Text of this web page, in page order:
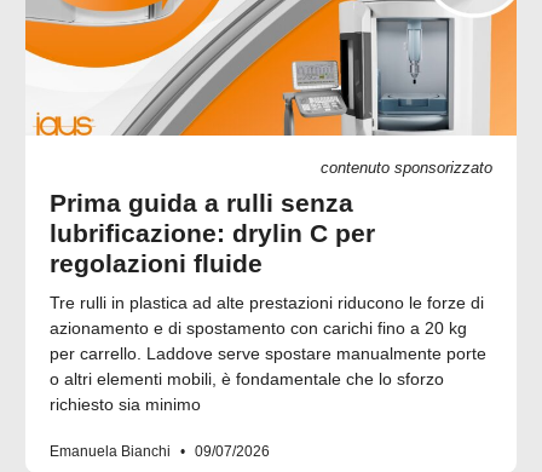
contenuto sponsorizzato
Prima guida a rulli senza
lubrificazione: drylin C per
regolazioni fluide
Tre rulli in plastica ad alte prestazioni riducono le forze di
azionamento e di spostamento con carichi fino a 20 kg
per carrello. Laddove serve spostare manualmente porte
o altri elementi mobili, è fondamentale che lo sforzo
richiesto sia minimo
Emanuela Bianchi 09/07/2026